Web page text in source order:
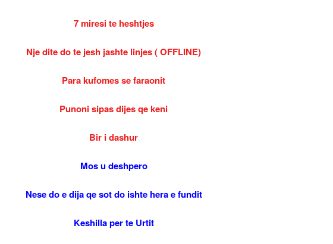
7 miresi te heshtjes
Nje dite do te jesh jashte linjes ( OFFLINE)
Para kufomes se faraonit
Punoni sipas dijes qe keni
Bir i dashur
Mos u deshpero
Nese do e dija qe sot do ishte hera e fundit
Keshilla per te Urtit